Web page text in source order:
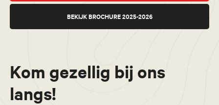
BEKIJK BROCHURE 2025-2026
Kom gezellig bij ons
langs!